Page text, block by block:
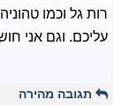
רות גל וכמו
עליכם. וגם אני
תגובה מהירה